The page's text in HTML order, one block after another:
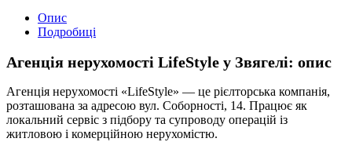
Опис
Подробиці
Агенція нерухомості LifeStyle у Звягелі: опис
Агенція нерухомості «LifeStyle» — це рієлторська компанія,
розташована за адресою вул. Соборності, 14. Працює як
локальний сервіс з підбору та супроводу операцій із
житловою і комерційною нерухомістю.